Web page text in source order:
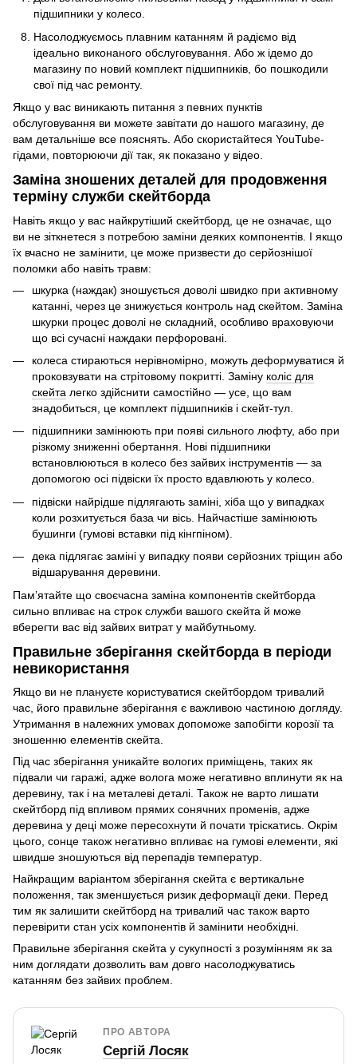
підшипники у колесо.
Насолоджуємось плавним катанням й радіємо від
ідеально виконаного обслуговування. Або ж ідемо до
магазину по новий комплект підшипників, бо пошкодили
свої під час ремонту.
Якщо у вас виникають питання з певних пунктів
обслуговування ви можете завітати до нашого магазину, де
вам детальніше все пояснять. Або скористайтеся YouTube-
гідами, повторюючи дії так, як показано у відео.
Заміна зношених деталей для продовження
терміну служби скейтборда
Навіть якщо у вас найкрутіший скейтборд, це не означає, що
ви не зіткнетеся з потребою заміни деяких компонентів. І якщо
їх вчасно не замінити, це може призвести до серйознішої
поломки або навіть травм:
шкурка (наждак) зношується доволі швидко при активному
катанні, через це знижується контроль над скейтом. Заміна
шкурки процес доволі не складний, особливо враховуючи
що всі сучасні наждаки перфоровані.
колеса стираються нерівномірно, можуть деформуватися й
проковзувати на стрітовому покритті. Заміну коліс для
скейта легко здійснити самостійно — усе, що вам
знадобиться, це комплект підшипників і скейт-тул.
підшипники замінюють при появі сильного люфту, або при
різкому зниженні обертання. Нові підшипники
встановлюються в колесо без зайвих інструментів — за
допомогою осі підвіски їх просто вдавлюють у колесо.
підвіски найрідше підлягають заміні, хіба що у випадках
коли розхитується база чи вісь. Найчастіше замінюють
бушинги (гумові вставки під кінгпіном).
дека підлягає заміні у випадку появи серйозних тріщин або
відшарування деревини.
Памʼятайте що своєчасна заміна компонентів скейтборда
сильно впливає на строк служби вашого скейта й може
вберегти вас від зайвих витрат у майбутньому.
Правильне зберігання скейтборда в періоди
невикористання
Якщо ви не плануєте користуватися скейтбордом тривалий
час, його правильне зберігання є важливою частиною догляду.
Утримання в належних умовах допоможе запобігти корозії та
зношенню елементів скейта.
Під час зберігання уникайте вологих приміщень, таких як
підвали чи гаражі, адже волога може негативно вплинути як на
деревину, так і на металеві деталі. Також не варто лишати
скейтборд під впливом прямих сонячних променів, адже
деревина у деці може пересохнути й почати тріскатись. Окрім
цього, сонце також негативно впливає на гумові елементи, які
швидше зношуються від перепадів температур.
Найкращим варіантом зберігання скейта є вертикальне
положення, так зменшується ризик деформації деки. Перед
тим як залишити скейтборд на тривалий час також варто
перевірити стан усіх компонентів й замінити необхідні.
Правильне зберігання скейта у сукупності з розумінням як за
ним доглядати дозволить вам довго насолоджуватись
катанням без зайвих проблем.
ПРО АВТОРА
Сергій Лосяк